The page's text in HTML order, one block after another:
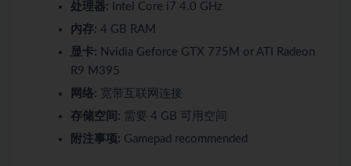
处理器: Intel Core i7 4.0 GHz
内存: 4 GB RAM
显卡: Nvidia Geforce GTX 775M or ATI Radeon
R9 M395
网络: 宽带互联网连接
存储空间: 需要 4 GB 可用空间
附注事项: Gamepad recommended